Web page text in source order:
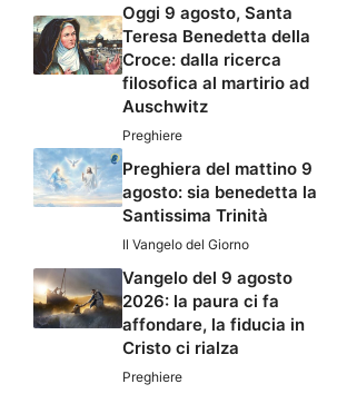
Oggi 9 agosto, Santa
Teresa Benedetta della
Croce: dalla ricerca
filosofica al martirio ad
Auschwitz
Preghiere
Preghiera del mattino 9
agosto: sia benedetta la
Santissima Trinità
Il Vangelo del Giorno
Vangelo del 9 agosto
2026: la paura ci fa
affondare, la fiducia in
Cristo ci rialza
Preghiere